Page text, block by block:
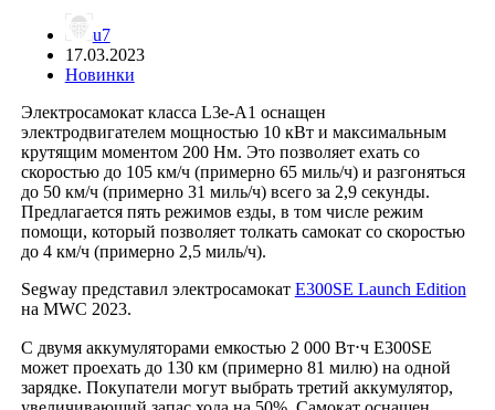
u7
17.03.2023
Новинки
Электросамокат класса L3e-A1 оснащен
электродвигателем мощностью 10 кВт и максимальным
крутящим моментом 200 Нм. Это позволяет ехать со
скоростью до 105 км/ч (примерно 65 миль/ч) и разгоняться
до 50 км/ч (примерно 31 миль/ч) всего за 2,9 секунды.
Предлагается пять режимов езды, в том числе режим
помощи, который позволяет толкать самокат со скоростью
до 4 км/ч (примерно 2,5 миль/ч).
Segway представил электросамокат E300SE Launch Edition
на MWC 2023.
С двумя аккумуляторами емкостью 2 000 Вт⋅ч E300SE
может проехать до 130 км (примерно 81 милю) на одной
зарядке. Покупатели могут выбрать третий аккумулятор,